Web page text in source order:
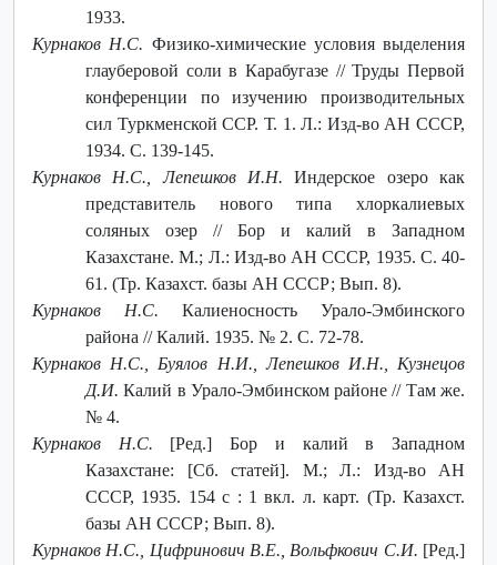
1933.
Курнаков Н.С. Физико-химические условия выделения
глауберовой соли в Карабугазе // Труды Первой
конференции по изучению производительных
сил Туркменской ССР. Т. 1. Л.: Изд-во АН СССР,
1934. С. 139-145.
Курнаков Н.С., Лепешков И.Н.Индерское озеро как
представитель нового типа хлоркалиевых
соляных озер // Бор и калий в Западном
Казахстане. М.; Л.: Изд-во АН СССР, 1935. С. 40-
61. (Тр. Казахст. базы АН СССР; Вып. 8).
Курнаков Н.С. Калиеносность Урало-Эмбинского
района // Калий. 1935. № 2. С. 72-78.
Курнаков Н.С., Буялов Н.И., Лепешков И.Н., Кузнецов
Д.И.Калий в Урало-Эмбинском районе // Там же.
№ 4.
Курнаков Н.С. [Ред.] Бор и калий в Западном
Казахстане: [Сб. статей]. М.; Л.: Изд-во АН
СССР, 1935. 154 с : 1 вкл. л. карт. (Тр. Казахст.
базы АН СССР; Вып. 8).
Курнаков Н.С., Цифринович В.Е., Вольфкович С.И. [Ред.]